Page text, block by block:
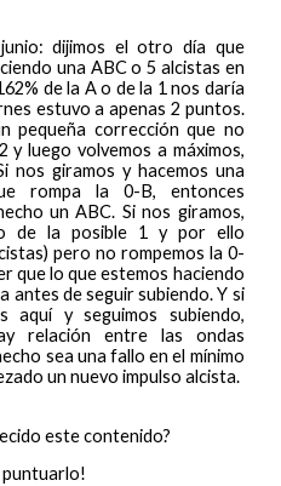
dijimos el otro día que
una ABC o 5 alcistas en
de la A o de la 1 nos daría
estuvo a apenas 2 puntos.
pequeña corrección que no
y luego volvemos a máximos,
nos giramos y hacemos una
rompa la 0-B, entonces
un ABC. Si nos giramos,
de la posible 1 y por ello
pero no rompemos la 0-
que lo que estemos haciendo
antes de seguir subiendo. Y si
aquí y seguimos subiendo,
relación entre las ondas
sea una fallo en el mínimo
un nuevo impulso alcista.
este contenido?
puntuarlo!